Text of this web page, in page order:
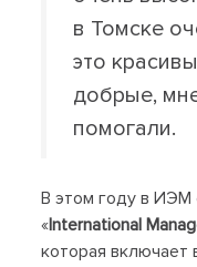
в Томске
это
добрые,
помогали.
В этом году в ИЭМ
«International
которая включает